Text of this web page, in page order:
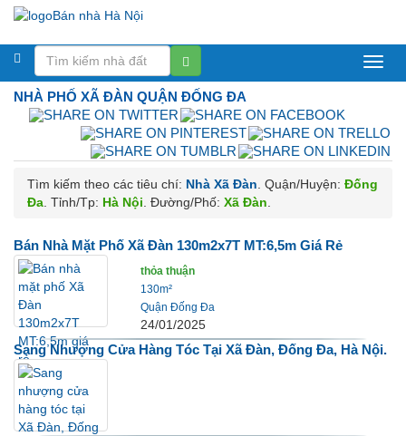
Bán
Hà
Nội
NHÀ PHỐ XÃ ĐÀN QUẬN ĐỐNG ĐA
Tìm kiếm theo các tiêu chí: Nhà Xã Đàn . Quận/Huyện: Đống
Đa . Tỉnh/Tp: Hà Nội . Đường/Phố: Xã Đàn
Bán Nhà Mặt Phố Xã Đàn 130m2x7T MT:6,5m Giá Rẻ
thỏa thuận
130m²
Quận Đống Đa
24/01/2025
Sang Nhượng Cửa Hàng Tóc Tại Xã Đàn, Đống Đa, Hà Nội.